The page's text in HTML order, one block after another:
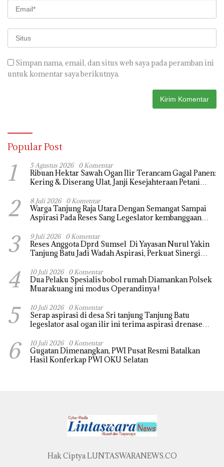
Simpan nama, email, dan situs web saya pada peramban ini
untuk komentar saya berikutnya.
Popular Post
1 5 Agustus 2026 0 Komentar
Ribuan Hektar Sawah Ogan Ilir Terancam Gagal Panen:
Kering & Diserang Ulat, Janji Kesejahteraan Petani
2 8 Juli 2026 0 Komentar
Warga Tanjung Raja Utara Dengan Semangat Sampai
Aspirasi Pada Reses Sang Legeslator kembanggaan
Segera di realisaikan
3 9 Juli 2026 0 Komentar
Reses Anggota Dprd Sumsel Di Yayasan Nurul Yakin
Tanjung Batu Jadi Wadah Aspirasi, Perkuat Sinergi
4 10 Juli 2026 0 Komentar
Dua Pelaku Spesialis bobol rumah Diamankan Polsek
Muarakuang ini modus Operandinya !
5 10 Juli 2026 0 Komentar
Serap aspirasi di desa Sri tanjung Tanjung Batu
legeslator asal ogan ilir ini terima aspirasi drenase
hujan
6 10 Juli 2026 0 Komentar
Gugatan Dimenangkan, PWI Pusat Resmi Batalkan
Hasil Konferkap PWI OKU Selatan
Hak Ciptya LUNTASWARANEWS.CO